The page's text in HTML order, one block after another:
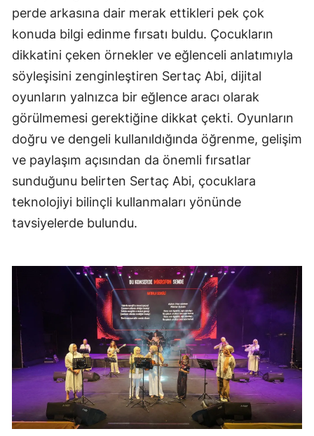
perde arkasına dair merak ettikleri pek çok
konuda bilgi edinme fırsatı buldu. Çocukların
dikkatini çeken örnekler ve eğlenceli anlatımıyla
söyleşisini zenginleştiren Sertaç Abi, dijital
oyunların yalnızca bir eğlence aracı olarak
görülmemesi gerektiğine dikkat çekti. Oyunların
doğru ve dengeli kullanıldığında öğrenme, gelişim
ve paylaşım açısından da önemli fırsatlar
sunduğunu belirten Sertaç Abi, çocuklara
teknolojiyi bilinçli kullanmaları yönünde
tavsiyelerde bulundu.